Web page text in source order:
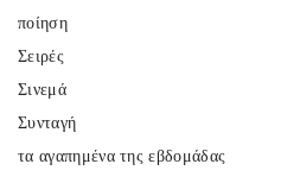
ποίηση
Σειρές
Σινεμά
Συνταγή
τα αγαπημένα της εβδομάδας